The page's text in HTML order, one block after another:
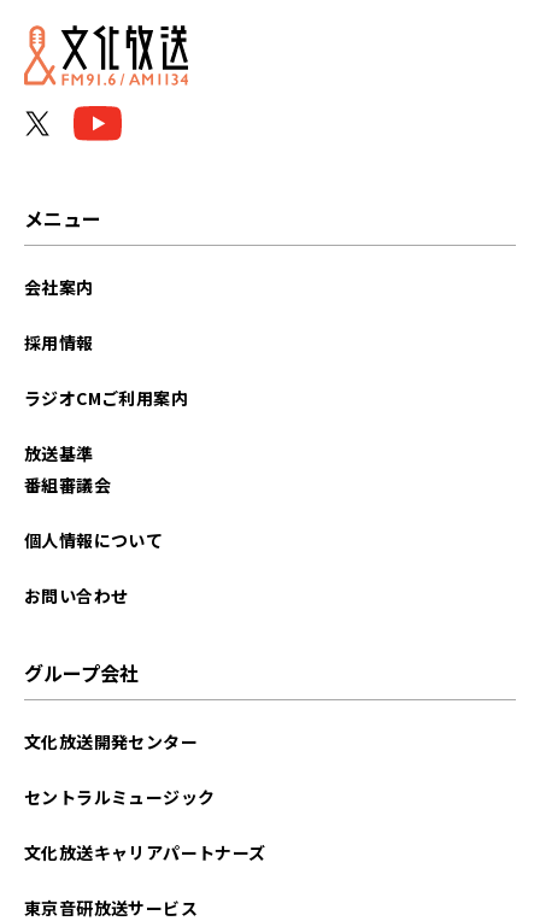
2023年10月
メニュー
会社案内
採用情報
ラジオCMご利用案内
放送基準
番組審議会
個人情報について
お問い合わせ
グループ会社
文化放送開発センター
セントラルミュージック
文化放送キャリアパートナーズ
東京音研放送サービス